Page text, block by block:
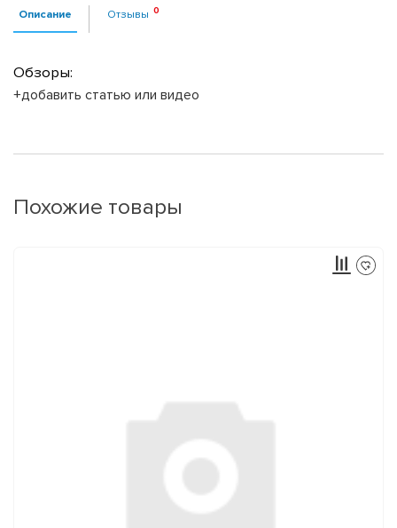
Описание Отзывы
Обзоры:
+добавить статью или видео
Похожие товары